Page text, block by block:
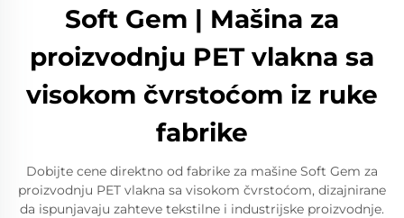
Soft Gem | Mašina za
proizvodnju PET vlakna sa
visokom čvrstoćom iz ruke
fabrike
Dobijte cene direktno od fabrike za mašine Soft Gem za
proizvodnju PET vlakna sa visokom čvrstoćom, dizajnirane
da ispunjavaju zahteve tekstilne i industrijske proizvodnje.